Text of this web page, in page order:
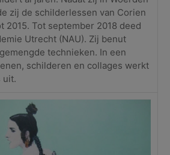
zij de schilderlessen van Corien
2015. Tot september 2018 deed
Utrecht (NAU). Zij benut
technieken. In een
schilderen en collages werkt
uit.